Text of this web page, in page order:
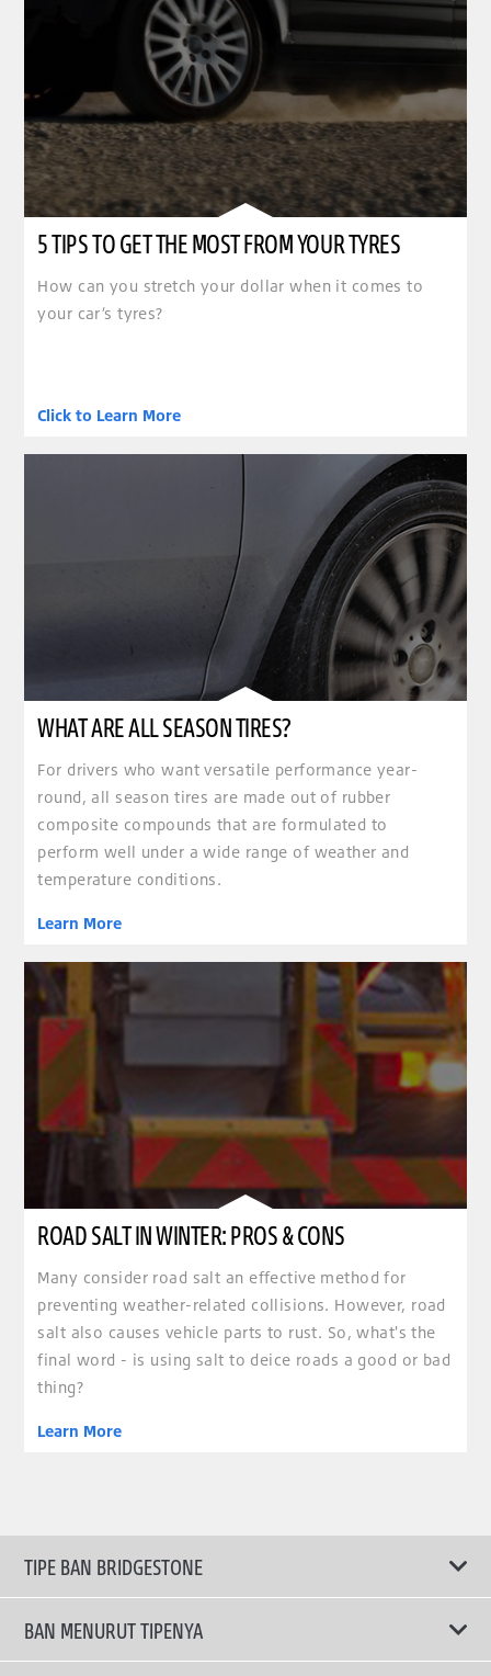
5 TIPS TO GET THE MOST FROM YOUR TYRES
How can you stretch your dollar when it comes to
your car’s tyres?
Click to Learn More
WHAT ARE ALL SEASON TIRES?
For drivers who want versatile performance year-
round, all season tires are made out of rubber
composite compounds that are formulated to
perform well under a wide range of weather and
temperature conditions.
Learn More
ROAD SALT IN WINTER: PROS & CONS
Many consider road salt an effective method for
preventing weather-related collisions. However, road
salt also causes vehicle parts to rust. So, what's the
final word - is using salt to deice roads a good or bad
thing?
Learn More
TIPE BAN BRIDGESTONE
BAN MENURUT TIPENYA